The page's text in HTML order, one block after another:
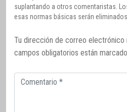
suplantando a otros comentaristas.
esas normas básicas serán eliminados.
Tu dirección de correo electrónico
campos obligatorios están
Comentario